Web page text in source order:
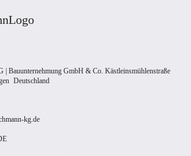
| Bauunternehmung GmbH & Co. Kästleinsmühlenstraße
Deutschland
kg.de